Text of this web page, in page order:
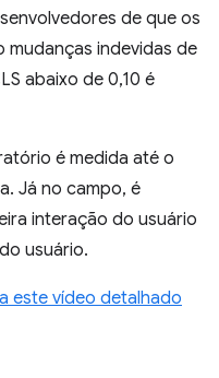
de que os
indevidas de
abaixo de 0,10 é
é medida até o
Já no campo, é
interação do usuário
usuário.
este vídeo detalhado